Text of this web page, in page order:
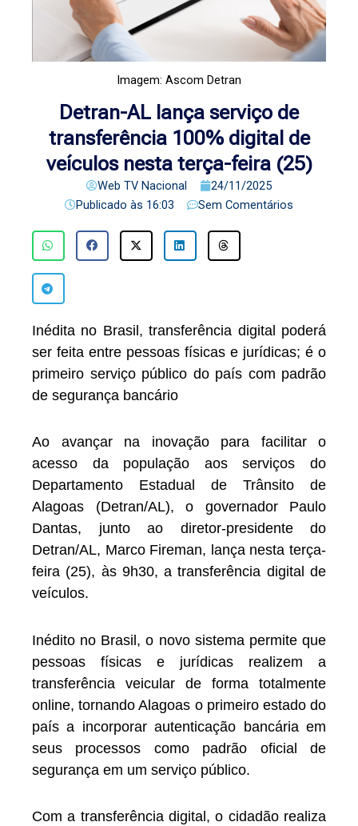
Imagem: Ascom Detran
Detran-AL lança serviço de
transferência 100% digital de
veículos nesta terça-feira (25)
Web TV Nacional
24/11/2025
Publicado às 16:03 Sem Comentários
Inédita no Brasil, transferência digital poderá
ser feita entre pessoas físicas e jurídicas; é o
primeiro serviço público do país com padrão
de segurança bancário
Ao avançar na inovação para facilitar o
acesso da população aos serviços do
Departamento Estadual de Trânsito de
Alagoas (Detran/AL), o governador Paulo
Dantas, junto ao diretor-presidente do
Detran/AL, Marco Fireman, lança nesta terça-
feira (25), às 9h30, a transferência digital de
veículos.
Inédito no Brasil, o novo sistema permite que
pessoas físicas e jurídicas realizem a
transferência veicular de forma totalmente
online, tornando Alagoas o primeiro estado do
país a incorporar autenticação bancária em
seus processos como padrão oficial de
segurança em um serviço público.
Com a transferência digital, o cidadão realiza